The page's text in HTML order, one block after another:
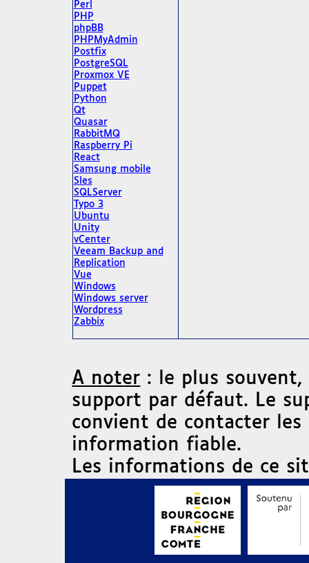
Perl
PHP
phpBB
PHPMyAdmin
Postfix
PostgreSQL
Proxmox VE
Puppet
Python
Qt
Quasar
RabbitMQ
Raspberry Pi
React
Samsung mobile
Sles
SQLServer
Typo 3
Ubuntu
Unity
vCenter
Veeam Backup and
Replication
Vue
Windows
Windows server
Wordpress
Zabbix
A noter : le plus
support par défaut. Le
convient de contacter
information fiable.
Les informations de ce